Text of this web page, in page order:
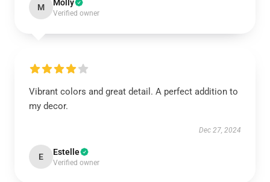
M Molly
Verified owner
Vibrant colors and great detail. A perfect addition to
my decor.
Dec 27, 2024
E Estelle
Verified owner